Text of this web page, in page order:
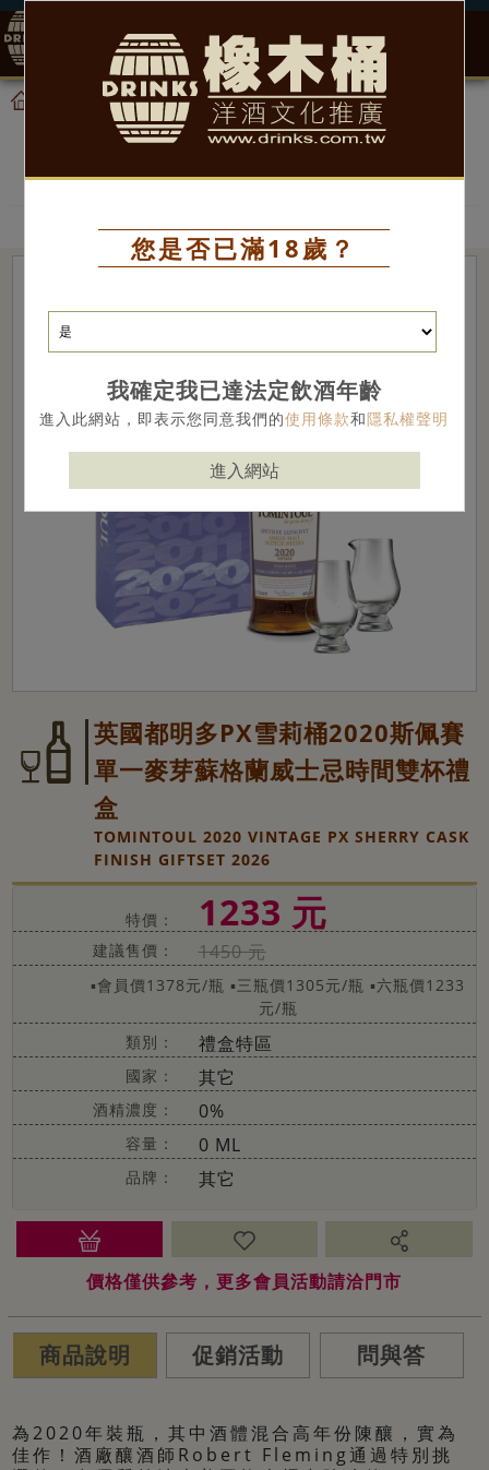
0
您是否已滿18歲？
我確定我已達法定飲酒年齡
進入此網站，即表示您同意我們的使用條款和隱私權聲明
進入網站
產品 禮盒特區
禮盒特區
英國都明多PX雪莉桶2020斯佩賽
單一麥芽蘇格蘭威士忌時間雙杯禮
盒
TOMINTOUL 2020 VINTAGE PX SHERRY CASK
FINISH GIFTSET 2026
特價： 1233 元
建議售價： 1450 元
▪會員價1378元/瓶 ▪三瓶價1305元/瓶 ▪六瓶價1233
元/瓶
類別：
禮盒特區
國家： 其它
酒精濃度： 0%
容量： 0 ML
品牌： 其它
價格僅供參考，更多會員活動請洽門市
商品說明 促銷活動 問與答
為2020年裝瓶，其中酒體混合高年份陳釀，實為
佳作！酒廠釀酒師Robert Fleming通過特別挑